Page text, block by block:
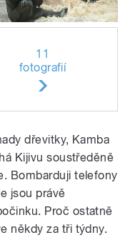
11
fotografií
dřevitky, Kamba
Kijivu soustředěně
Bombarduji telefony
jsou právě
Proč ostatně
někdy za tři týdny.